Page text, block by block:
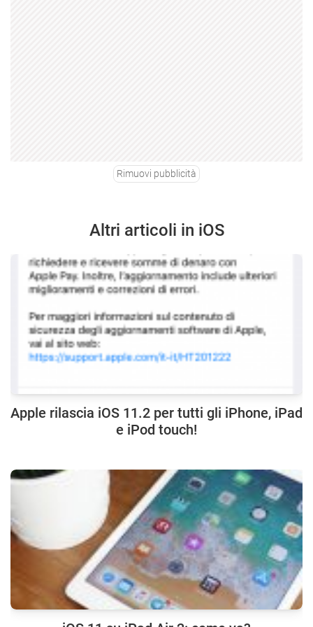
Rimuovi pubblicità
Altri articoli in iOS
Apple rilascia iOS 11.2 per tutti gli iPhone, iPad
e iPod touch!